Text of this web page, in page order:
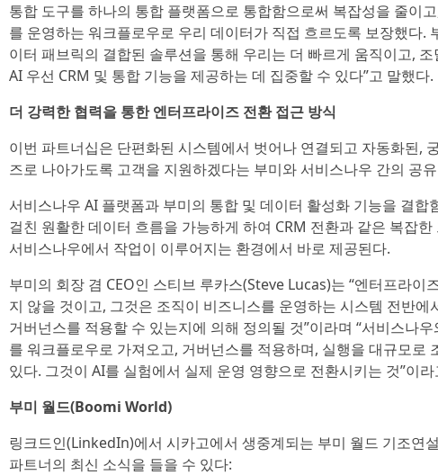
통합 도구를 하나의 통합 플랫폼으로 통합함으로써 복잡성을 줄이
를 운영하는 워크플로우로 우리 데이터가 직접 흐르도록 보장했다.
이터 패브릭의 결합된 솔루션을 통해 우리는 더 빠르게 움직이고,
AI 우선 CRM 및 통합 기능을 제공하는 데 집중할 수 있다”고 말했다.
더 강력한 협력을 통한 엔터프라이즈 전환 접근 방식
이번 파트너십은 단편화된 시스템에서 벗어나 연결되고 자동화된,
즈로 나아가도록 고객을 지원하겠다는 부미와 서비스나우 간의 공
서비스나우 AI 플랫폼과 부미의 통합 및 데이터 활성화 기능을 결합
걸친 원활한 데이터 흐름을 가능하게 하여 CRM 전환과 같은 복잡
서비스나우에서 작업이 이루어지는 환경에서 바로 제공된다.
부미의 회장 겸 CEO인 스티브 루카스(Steve Lucas)는 “엔터프라이
지 않을 것이고, 그것은 조직이 비즈니스를 운영하는 시스템 전반
거버넌스를 적용할 수 있는지에 의해 정의될 것”이라며 “서비스나
를 워크플로우로 가져오고, 거버넌스를 적용하며, 실행을 대규모로
있다. 그것이 AI를 실험에서 실제 운영 영향으로 전환시키는 것”이
부미 월드(Boomi World)
링크드인(LinkedIn)에서 시카고에서 생중계되는 부미 월드 기조연
파트너의 최신 소식을 들을 수 있다: